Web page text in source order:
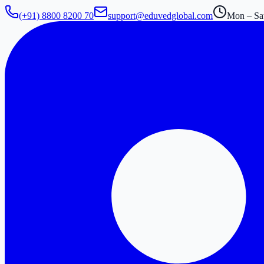
(+91) 8800 8200 70 support@eduvedglobal.com Mon –